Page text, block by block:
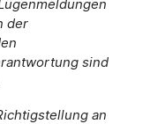
der
sind
an